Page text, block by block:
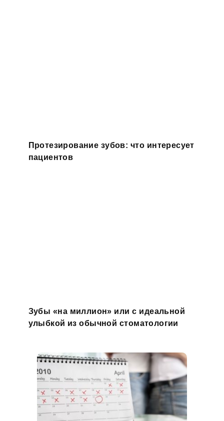
Протезирование зубов: что интересует
пациентов
Зубы «на миллион» или с идеальной
улыбкой из обычной стоматологии